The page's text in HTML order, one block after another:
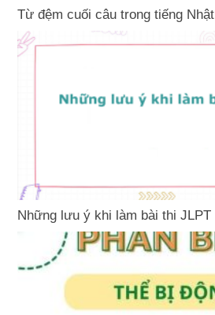
Từ đệm cuối câu trong tiếng Nhật
Những lưu ý khi làm bài thi JLPT